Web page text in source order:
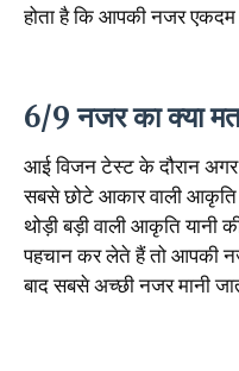
होता है कि आपकी नजर
6/9 नजर का क्या
आई विजन टेस्ट के दौरान
सबसे छोटे आकार वाली आकृति
थोड़ी बड़ी वाली आकृति यानी
पहचान कर लेते हैं तो आपकी
बाद सबसे अच्छी नजर मानी